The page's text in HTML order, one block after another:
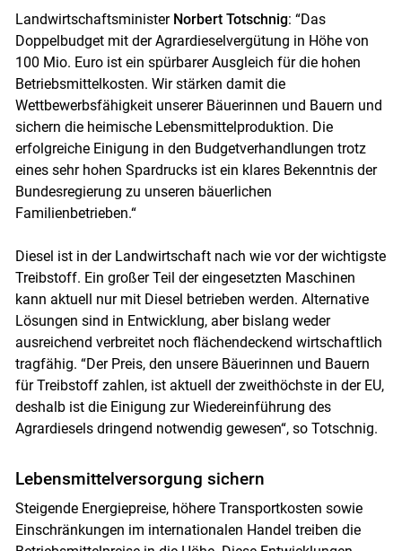
Skip to main content
LandwirtschaftsministerNorbert Totschnig: “Das
Doppelbudget mit der Agrardieselvergütung in Höhe von
100 Mio. Euro ist ein spürbarer Ausgleich für die hohen
Betriebsmittelkosten. Wir stärken damit die
Wettbewerbsfähigkeit unserer Bäuerinnen und Bauern und
sichern die heimische Lebensmittelproduktion. Die
erfolgreiche Einigung in den Budgetverhandlungen trotz
eines sehr hohen Spardrucks ist ein klares Bekenntnis der
Bundesregierung zu unseren bäuerlichen
Familienbetrieben.“
Diesel ist in der Landwirtschaft nach wie vor der wichtigste
Treibstoff. Ein großer Teil der eingesetzten Maschinen
kann aktuell nur mit Diesel betrieben werden. Alternative
Lösungen sind in Entwicklung, aber bislang weder
ausreichend verbreitet noch flächendeckend wirtschaftlich
tragfähig. “Der Preis, den unsere Bäuerinnen und Bauern
für Treibstoff zahlen, ist aktuell der zweithöchste in der EU,
deshalb ist die Einigung zur Wiedereinführung des
Agrardiesels dringend notwendig gewesen“, so Totschnig.
Lebensmittelversorgung sichern
Steigende Energiepreise, höhere Transportkosten sowie
Einschränkungen im internationalen Handel treiben die